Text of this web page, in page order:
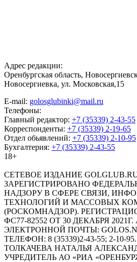
Адрес редакции:
Оренбургская область,
Новосергиевка, ул. Московская,15
E-mail: golosglubinki@mail.ru
Телефоны:
Главный редактор: +7 (35339) 2-43-55
Корреспонденты: +7 (35339) 2-19-65
Отдел обьявлений: +7 (35339) 2-10-95
Бухгалтерия: +7 (35339) 2-43-55
18+
СЕТЕВОЕ ИЗДАНИЕ
ЗАРЕГИСТРИРОВАНО
НАДЗОРУ В СФЕРЕ СВЯЗИ,
ТЕХНОЛОГИЙ И МАССОВЫХ
(РОСКОМНАДЗОР).
ФС77-82552 ОТ 30 ДЕКАБРЯ
ЭЛЕКТРОННОЙ ПОЧТЫ:
ТЕЛЕФОН: 8 (35339)2-43-55; 2-
ТОЛКАЧЕВА НАТАЛЬЯ
УЧРЕДИТЕЛЬ АО «РИА